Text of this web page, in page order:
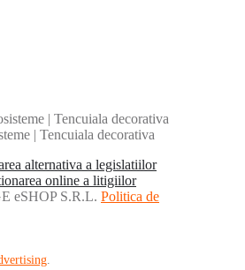
| Tencuiala decorativa
eSHOP S.R.L. Politica de